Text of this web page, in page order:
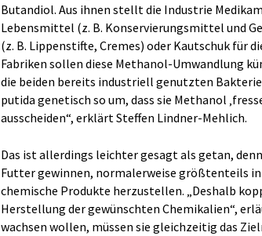
Butandiol. Aus ihnen stellt die Industrie
Lebensmittel (z. B. Konservierungsmittel und
(z. B. Lippenstifte, Cremes) oder Kautschuk für
Fabriken sollen diese Methanol-Umwandlung
die beiden bereits industriell genutzten
putida genetisch so um, dass sie Methanol
ausscheiden“, erklärt Steffen Lindner-Mehlich.
Das ist allerdings leichter gesagt als getan,
Futter gewinnen, normalerweise größtenteils
chemische Produkte herzustellen. „Deshalb
Herstellung der gewünschten Chemikalien“,
wachsen wollen, müssen sie gleichzeitig das